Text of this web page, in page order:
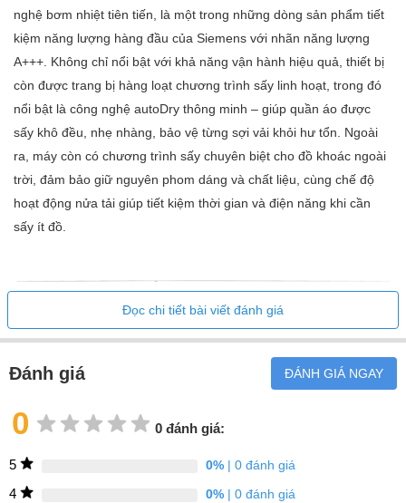
nghệ bơm nhiệt tiên tiến, là một trong những dòng sản phẩm tiết
kiệm năng lượng hàng đầu của Siemens với nhãn năng lượng
A+++. Không chỉ nổi bật với khả năng vận hành hiệu quả, thiết bị
còn được trang bị hàng loạt chương trình sấy linh hoạt, trong đó
nổi bật là công nghệ autoDry thông minh – giúp quần áo được
sấy khô đều, nhẹ nhàng, bảo vệ từng sợi vải khỏi hư tổn. Ngoài
ra, máy còn có chương trình sấy chuyên biệt cho đồ khoác ngoài
trời, đảm bảo giữ nguyên phom dáng và chất liệu, cùng chế độ
hoạt động nửa tải giúp tiết kiệm thời gian và điện năng khi cần
sấy ít đồ.
Đọc chi tiết bài viết đánh giá
Đánh giá ĐÁNH GIÁ NGAY
0 0 đánh giá:
5 0%| 0 đánh giá
4 0%| 0 đánh giá